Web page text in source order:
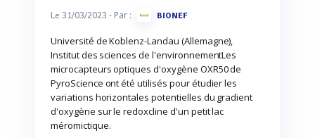
Le 31/03/2023 - Par : BIONEF
Université de Koblenz-Landau (Allemagne),
Institut des sciences de l'environnementLes
microcapteurs optiques d'oxygène OXR50 de
PyroScience ont été utilisés pour étudier les
variations horizontales potentielles du gradient
d'oxygène sur le redoxcline d'un petit lac
méromictique.